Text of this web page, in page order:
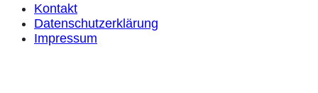
Kontakt
Datenschutzerklärung
Impressum